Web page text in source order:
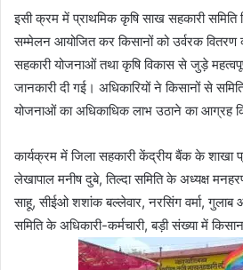
इसी क्रम में प्राथमिक कृषि साख सहकारी समिति
सम्मेलन आयोजित कर किसानों को उर्वरक
सहकारी योजनाओं तथा कृषि विकास से जुड़े
जानकारी दी गई। अधिकारियों ने किसानों से
योजनाओं का अधिकाधिक लाभ उठाने का आग्रह
कार्यक्रम में जिला सहकारी केंद्रीय बैंक के शाखा
लेखापाल मनीष दुबे, तिल्दा समिति के अध्यक्ष
साहू, सीईओ शशांक बल्लेवार, नरसिंग वर्मा,
समिति के अधिकारी-कर्मचारी, बड़ी संख्या में